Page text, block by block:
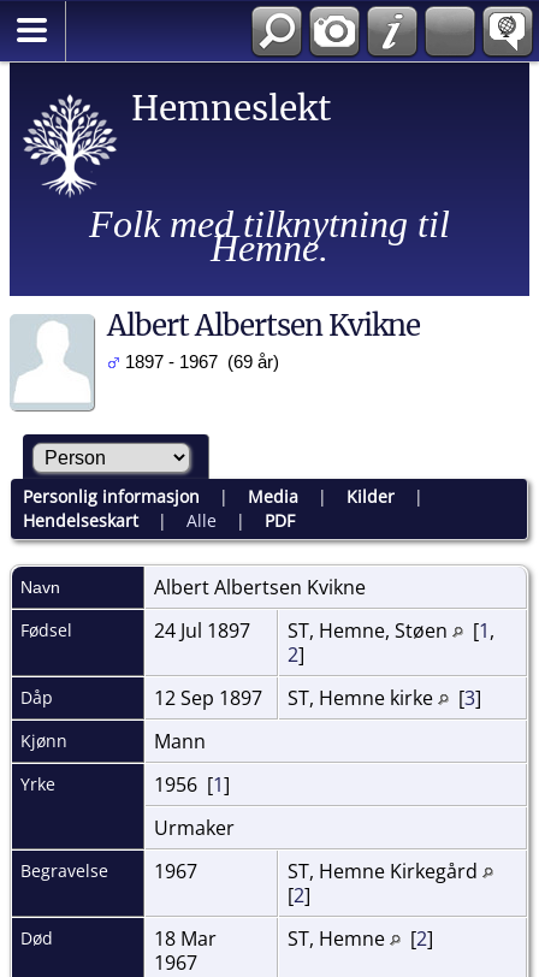
Hemneslekt
Folk med tilknytning til
Hemne.
Albert Albertsen Kvikne
1897 - 1967 (69 år)
Personlig informasjon | Media| Kilder|
Hendelseskart| Alle| PDF
Navn Albert Albertsen Kvikne
Fødsel 24 Jul 1897 ST, Hemne, Støen [1,
2]
Dåp 12 Sep 1897 ST, Hemne kirke [3]
Kjønn Mann
Yrke 1956 [1]
Urmaker
Begravelse 1967
ST, Hemne Kirkegård
[2]
Død
18 Mar
1967
ST, Hemne [2]